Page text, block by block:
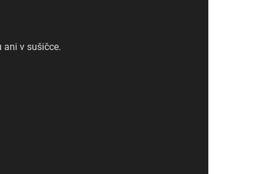
ani v sušičce.